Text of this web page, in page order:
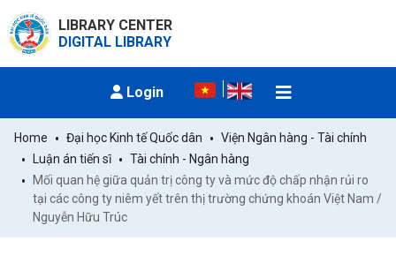
LIBRARY CENTER
DIGITAL LIBRARY
Login
Home Đại học Kinh tế Quốc dân
Viện Ngân hàng - Tài chính
Luận án tiến sĩ
Tài chính - Ngân hàng
Mối quan hệ giữa quản trị công ty và mức độ chấp nhận rủi ro
tại các công ty niêm yết trên thị trường chứng khoán Việt Nam /
Nguyễn Hữu Trúc